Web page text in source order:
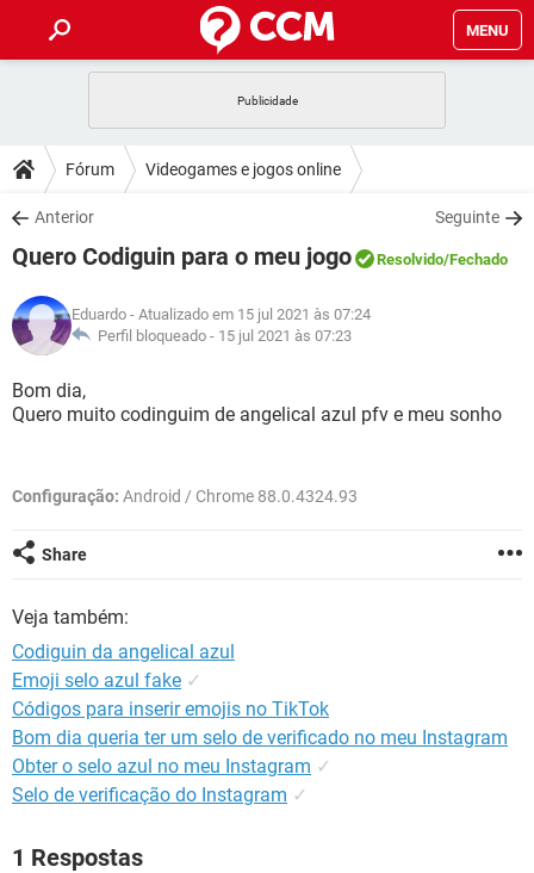
MENU
CELULAR FACEBOOK
OUTLOOK
INSTAGRAM GMAIL
GUIA DE COMPRAS
DICAS
JOGOS WHATSAPP
INSTAGRAM GMAIL
GUIA DE COMPRAS
DOWNLOADS
JOGOS WHATSAPP
CELULAR
OUTLOOK EXCEL
INSTAGRAM
GUIA DE COMPRAS
FÓRUM
JOGOS WHATSAPP
CELULAR
OUTLOOK
GLOSSÁRIO
JOGOS
CELULAR FACEBOOK
INSTAGRAM GMAIL
GUIA DE COMPRAS
Fórum Videogames e jogos online
Anterior Seguinte
Quero Codiguin para o meu jogo Resolvido/Fechado
Eduardo - Atualizado em 15 jul 2021 às 07:24
Perfil bloqueado - 15 jul 2021 às 07:23
Bom dia,
Quero muito codinguim de angelical azul pfv e meu sonho
Configuração: Android / Chrome 88.0.4324.93
Share
Veja também:
Codiguin da angelical azul
Emoji selo azul fake ✓
Códigos para inserir emojis no TikTok
Bom dia queria ter um selo de verificado no meu Instagram
Obter o selo azul no meu Instagram ✓
Selo de verificação do Instagram ✓
1 Respostas